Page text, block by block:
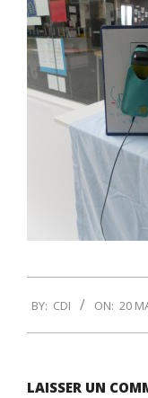
03-
20
BY: CDI ON: 20
LAISSER UN